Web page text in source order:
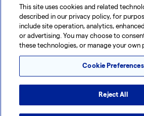
Get in touch
This site uses cookies and related
described in our privacy policy, for
include site operation, analytics,
or advertising. You may choose to
these technologies, or manage your own
Cookie Preferences
Reject All